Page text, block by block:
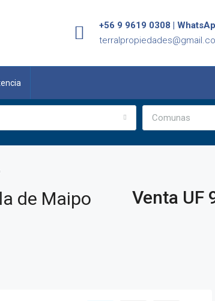
+56 9 9619 0308 |
Comunas
de Maipo Venta UF